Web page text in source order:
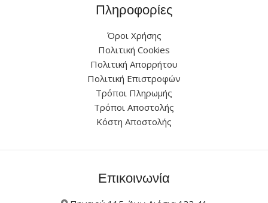
Πληροφορίες
Όροι Χρήσης
Πολιτική Cookies
Πολιτική Απορρήτου
Πολιτική Επιστροφών
Τρόποι Πληρωμής
Τρόποι Αποστολής
Κόστη Αποστολής
Επικοινωνία